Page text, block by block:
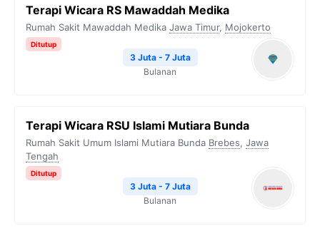
Terapi Wicara RS Mawaddah Medika
Rumah Sakit Mawaddah Medika Jawa Timur, Mojokerto
Ditutup
3 Juta - 7 Juta
Bulanan
Terapi Wicara RSU Islami Mutiara Bunda
Rumah Sakit Umum Islami Mutiara Bunda Brebes, Jawa
Tengah
Ditutup
3 Juta - 7 Juta
Bulanan